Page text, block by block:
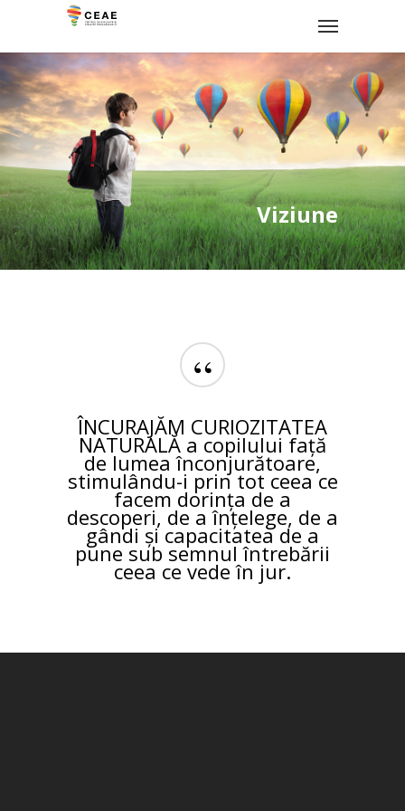
Viziune
“
ÎNCURAJĂM CURIOZITATEA
NATURALĂ a copilului față
de lumea înconjurătoare,
stimulându-i prin tot ceea ce
facem dorința de a
descoperi, de a înțelege, de a
gândi și capacitatea de a
pune sub semnul întrebării
ceea ce vede în jur.